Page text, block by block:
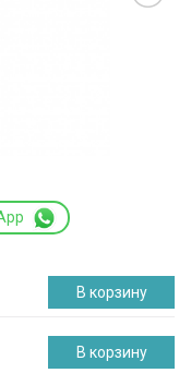
В корзину
В корзину